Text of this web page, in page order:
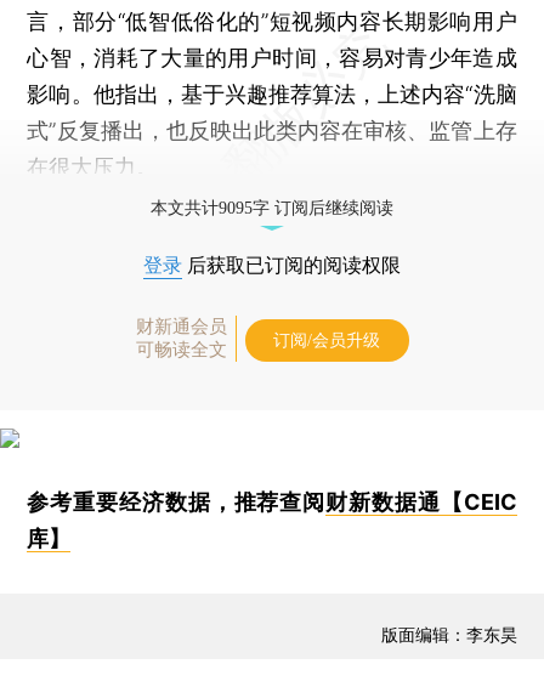
言，部分“低智低俗化的”短视频内容长期影响用户
心智，消耗了大量的用户时间，容易对青少年造成
影响。他指出，基于兴趣推荐算法，上述内容“洗脑
式”反复播出，也反映出此类内容在审核、监管上存
在很大压力。
本文共计9095字 订阅后继续阅读
登录 后获取已订阅的阅读权限
财新通会员
可畅读全文
订阅/会员升级
参考重要经济数据，推荐查阅 财新数据通【CEIC
库】
版面编辑：李东昊